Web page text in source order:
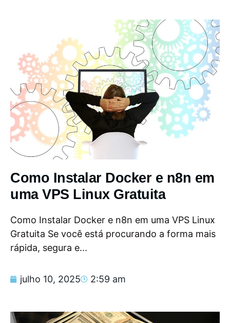
Como Instalar Docker e n8n em
uma VPS Linux Gratuita
Como Instalar Docker e n8n em uma VPS Linux
Gratuita Se você está procurando a forma mais
rápida, segura e...
julho 10, 2025 2:59 am